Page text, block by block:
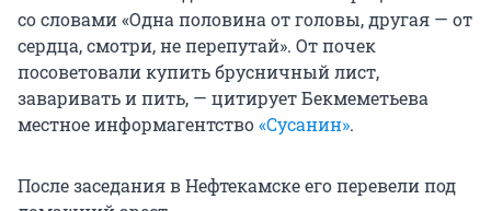
со словами «Одна половина от головы, другая — от
сердца, смотри, не перепутай». От почек
посоветовали купить брусничный лист,
заваривать и пить, — цитирует Бекмеметьева
местное информагентство«Сусанин».
После заседания в Нефтекамске его перевели под